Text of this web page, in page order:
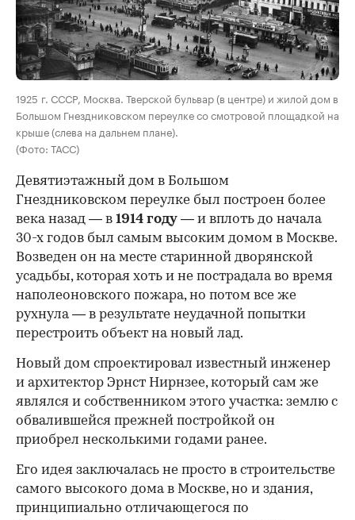
00:00 / 00:00
1925 г. СССР, Москва. Тверской бульвар (в центре) и жилой дом в
Большом Гнездниковском переулке со смотровой площадкой на
крыше (слева на дальнем плане).
(Фото: ТАСС)
Девятиэтажный дом в Большом
Гнездниковском переулке был построен более
века назад — в 1914 году — и вплоть до начала
30-х годов был самым высоким домом в Москве.
Возведен он на месте старинной дворянской
усадьбы, которая хоть и не пострадала во время
наполеоновского пожара, но потом все же
рухнула — в результате неудачной попытки
перестроить объект на новый лад.
Новый дом спроектировал известный инженер
и архитектор Эрнст Нирнзее, который сам же
являлся и собственником этого участка: землю с
обвалившейся прежней постройкой он
приобрел несколькими годами ранее.
Его идея заключалась не просто в строительстве
самого высокого дома в Москве, но и здания,
принципиально отличающегося по